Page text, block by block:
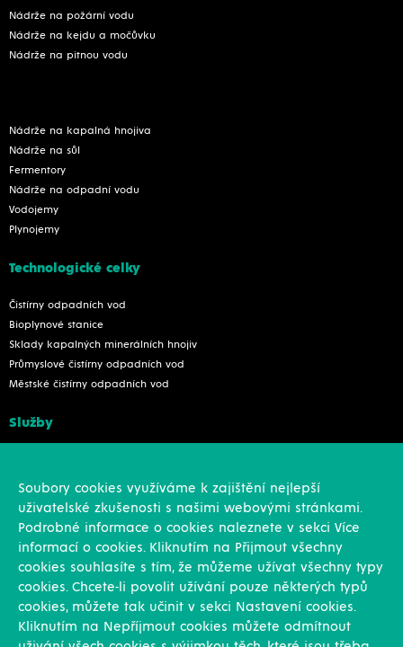
Nádrže na požární vodu
Nádrže na kejdu a močůvku
Nádrže na pitnou vodu
Nádrže na kapalná hnojiva
Nádrže na sůl
Fermentory
Nádrže na odpadní vodu
Vodojemy
Plynojemy
Technologické celky
Čistírny odpadních vod
Bioplynové stanice
Sklady kapalných minerálních hnojiv
Průmyslové čistírny odpadních vod
Městské čistírny odpadních vod
Služby
Novinky
Soubory cookies využíváme k zajištění nejlepší
uživatelské zkušenosti s našimi webovými stránkami.
Podrobné informace o cookies naleznete v sekci Více
informací o cookies. Kliknutím na Přijmout všechny
cookies souhlasíte s tím, že můžeme užívat všechny typy
cookies. Chcete-li povolit užívání pouze některých typů
cookies, můžete tak učinit v sekci Nastavení cookies.
Kliknutím na Nepříjmout cookies můžete odmítnout